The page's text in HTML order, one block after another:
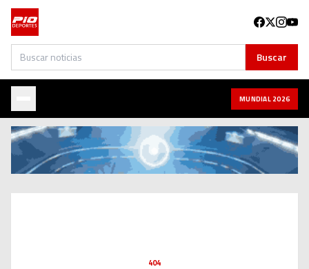
Buscar Buscar
MUNDIAL 2026
404